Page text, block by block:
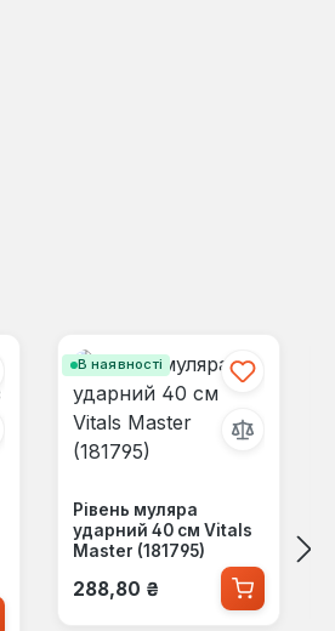
В наявності
Рівень муляра
ударний 40 см Vitals
Master (181795)
Звичайна ціна:
288,80 ₴